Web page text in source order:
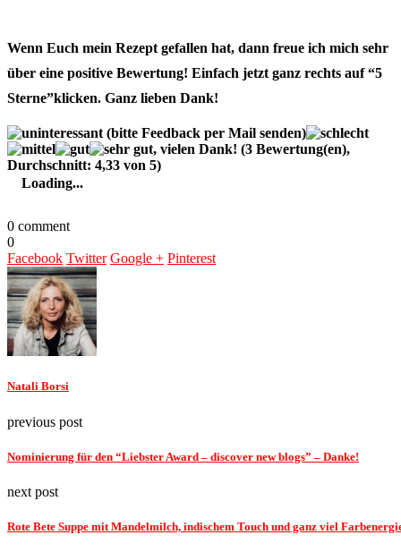
Wenn Euch mein Rezept gefallen hat, dann freue ich mich sehr
über eine positive Bewertung! Einfach jetzt ganz rechts auf “5
Sterne”klicken. Ganz lieben Dank!
(3 Bewertung(en),
Durchschnitt: 4,33 von 5)
Loading...
0 comment
0
Facebook Twitter Google + Pinterest
Natali Borsi
previous post
Nominierung für den “Liebster Award – discover new blogs” – Danke!
next post
Rote Bete Suppe mit Mandelmilch, indischem Touch und ganz viel